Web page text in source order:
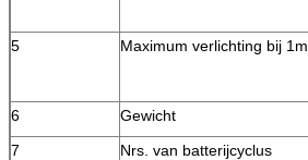
5
Maximum verlichting bij 1m
6
Gewicht
7
Nrs. van batterijcyclus